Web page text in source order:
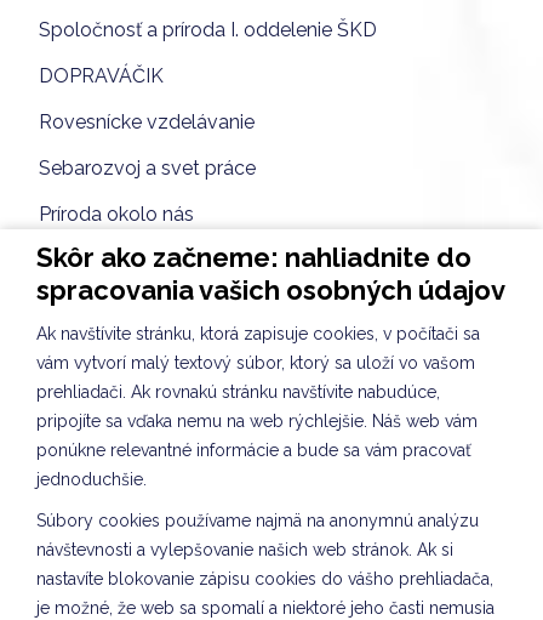
Spoločnosť a príroda I. oddelenie ŠKD
DOPRAVÁČIK
Rovesnícke vzdelávanie
Sebarozvoj a svet práce
Príroda okolo nás
Spoločnosť a príroda VII. oddelenie ŠKD
Žonglér ALEX v II. a IV. oddelení ŠKD
ZIMNÉ ŠANTENIE
Rovesnícke vzdelávanie II. a IV. oddelenie ŠKD
Komunikácia a práca s informáciami VII. oddelenie
ŠKD
VTÁČIA HODINKA - IV. oddelenie ŠKD
Recyklácia VII. oddelenie ŠKD
Skôr ako začneme: nahliadnite do
spracovania vašich osobných údajov
Ak navštívite stránku, ktorá zapisuje cookies, v počítači sa
vám vytvorí malý textový súbor, ktorý sa uloží vo vašom
prehliadači. Ak rovnakú stránku navštívite nabudúce,
pripojíte sa vďaka nemu na web rýchlejšie. Náš web vám
ponúkne relevantné informácie a bude sa vám pracovať
jednoduchšie.
Súbory cookies používame najmä na anonymnú analýzu
návštevnosti a vylepšovanie našich web stránok. Ak si
nastavíte blokovanie zápisu cookies do vášho prehliadača,
je možné, že web sa spomalí a niektoré jeho časti nemusia